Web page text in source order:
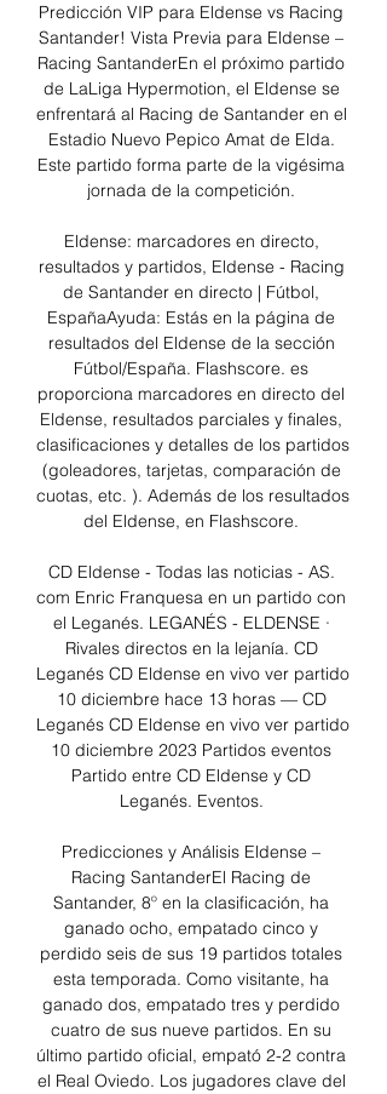
Predicción VIP para Eldense vs Racing
Santander! Vista Previa para Eldense –
Racing SantanderEn el próximo partido
de LaLiga Hypermotion, el Eldense se
enfrentará al Racing de Santander en el
Estadio Nuevo Pepico Amat de Elda.
Este partido forma parte de la vigésima
jornada de la competición.
Eldense: marcadores en directo,
resultados y partidos, Eldense - Racing
de Santander en directo | Fútbol,
EspañaAyuda: Estás en la página de
resultados del Eldense de la sección
Fútbol/España. Flashscore. es
proporciona marcadores en directo del
Eldense, resultados parciales y finales,
clasificaciones y detalles de los partidos
(goleadores, tarjetas, comparación de
cuotas, etc. ). Además de los resultados
del Eldense, en Flashscore.
CD Eldense - Todas las noticias - AS.
com Enric Franquesa en un partido con
el Leganés. LEGANÉS - ELDENSE ·
Rivales directos en la lejanía. CD
Leganés CD Eldense en vivo ver partido
10 diciembre hace 13 horas — CD
Leganés CD Eldense en vivo ver partido
10 diciembre 2023 Partidos eventos
Partido entre CD Eldense y CD
Leganés. Eventos.
Predicciones y Análisis Eldense –
Racing SantanderEl Racing de
Santander, 8º en la clasificación, ha
ganado ocho, empatado cinco y
perdido seis de sus 19 partidos totales
esta temporada. Como visitante, ha
ganado dos, empatado tres y perdido
cuatro de sus nueve partidos. En su
último partido oficial, empató 2-2 contra
el Real Oviedo. Los jugadores clave del